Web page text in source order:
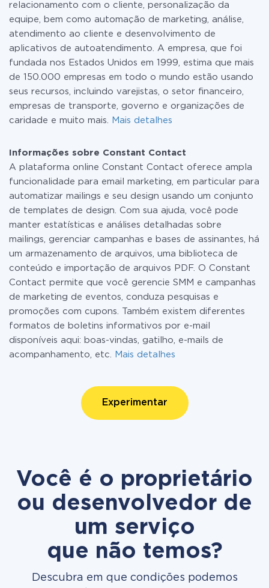
relacionamento com o cliente, personalização da
equipe, bem como automação de marketing, análise,
atendimento ao cliente e desenvolvimento de
aplicativos de autoatendimento. A empresa, que foi
fundada nos Estados Unidos em 1999, estima que mais
de 150.000 empresas em todo o mundo estão usando
seus recursos, incluindo varejistas, o setor financeiro,
empresas de transporte, governo e organizações de
caridade e muito mais.
Mais detalhes
Informações sobre Constant Contact
A plataforma online Constant Contact oferece ampla
funcionalidade para email marketing, em particular para
automatizar mailings e seu design usando um conjunto
de templates de design. Com sua ajuda, você pode
manter estatísticas e análises detalhadas sobre
mailings, gerenciar campanhas e bases de assinantes, há
um armazenamento de arquivos, uma biblioteca de
conteúdo e importação de arquivos PDF. O Constant
Contact permite que você gerencie SMM e campanhas
de marketing de eventos, conduza pesquisas e
promoções com cupons. Também existem diferentes
formatos de boletins informativos por e-mail
disponíveis aqui: boas-vindas, gatilho, e-mails de
acompanhamento, etc.
Mais detalhes
Experimentar
Você é o proprietário
ou desenvolvedor de
um serviço
que não temos?
Descubra em que condições podemos